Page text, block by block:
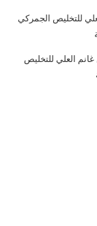
للتخليص الجمركي
العلي للتخليص